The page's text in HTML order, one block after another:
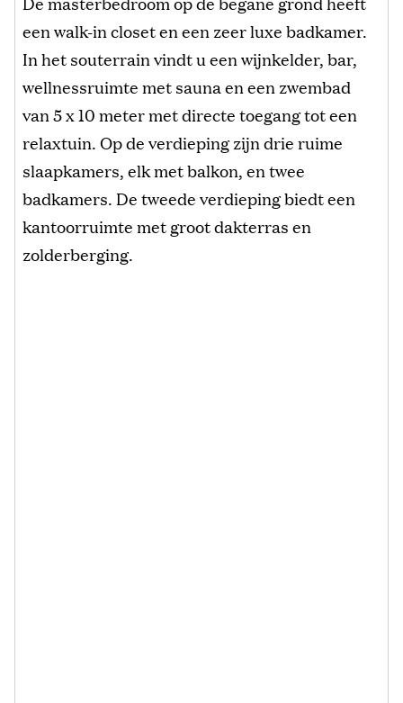
een walk-in closet en een zeer luxe badkamer.
In het souterrain vindt u een wijnkelder, bar,
wellnessruimte met sauna en een zwembad
van 5 x 10 meter met directe toegang tot een
relaxtuin. Op de verdieping zijn drie ruime
slaapkamers, elk met balkon, en twee
badkamers. De tweede verdieping biedt een
kantoorruimte met groot dakterras en
zolderberging.